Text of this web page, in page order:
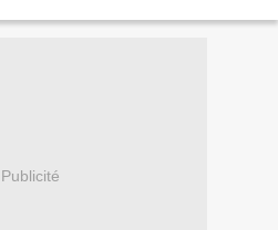
Publicité